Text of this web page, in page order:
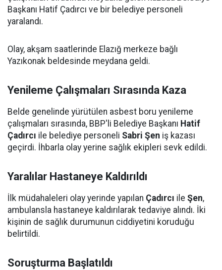
Başkanı Hatif Çadırcı ve bir belediye personeli
yaralandı.
Olay, akşam saatlerinde Elazığ merkeze bağlı
Yazıkonak beldesinde meydana geldi.
Yenileme Çalışmaları Sırasında Kaza
Belde genelinde yürütülen asbest boru yenileme
çalışmaları sırasında, BBP'li Belediye Başkanı Hatif
Çadırcı ile belediye personeli Sabri Şen iş kazası
geçirdi. İhbarla olay yerine sağlık ekipleri sevk edildi.
Yaralılar Hastaneye Kaldırıldı
İlk müdahaleleri olay yerinde yapılan Çadırcı ile Şen,
ambulansla hastaneye kaldırılarak tedaviye alındı. İki
kişinin de sağlık durumunun ciddiyetini koruduğu
belirtildi.
Soruşturma Başlatıldı